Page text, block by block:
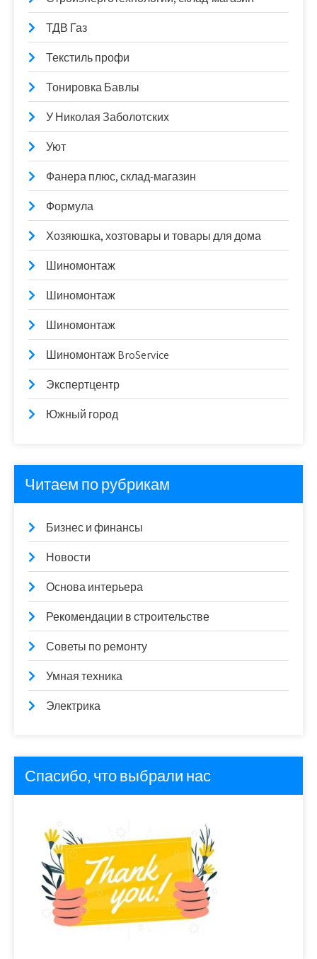
ТДВ Газ
Текстиль профи
Тонировка Бавлы
У Николая Заболотских
Уют
Фанера плюс, склад-магазин
Формула
Хозяюшка, хозтовары и товары для дома
Шиномонтаж
Шиномонтаж
Шиномонтаж
Шиномонтаж BroService
Экспертцентр
Южный город
Читаем по рубрикам
Бизнес и финансы
Новости
Основа интерьера
Рекомендации в строительстве
Советы по ремонту
Умная техника
Электрика
Спасибо, что выбрали нас